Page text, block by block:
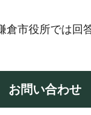
倉市役所では回
お問い合わせ